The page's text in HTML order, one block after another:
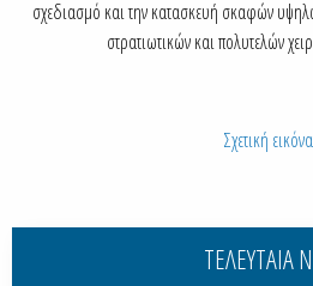
σχεδιασμό και την κατασκευή σκαφών
στρατιωτικών και πολυτελών
Σχετική εικόνα
ΤΕΛΕΥΤΑΙΑ